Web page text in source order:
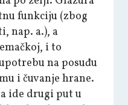
funkciju (zbog
nap. a.), a
i to
na posuđu
i čuvanje hrane.
ide drugi put u